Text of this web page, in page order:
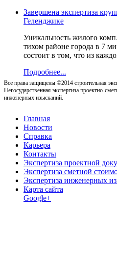
Завершена экспертиза
Геленджике
Уникальность жилого
тихом районе города в 7
состоит в том, что из
Подробнее...
Все права защищены ©2014 строительная
Негосударственная экспертиза проектно-
инженерных изысканий.
Главная
Новости
Справка
Карьера
Контакты
Экспертиза проектной
Экспертиза сметной
Экспертиза инженерных
Карта сайта
Google+